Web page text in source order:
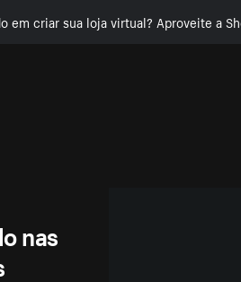
em criar sua loja virtual? Aproveite a
nas